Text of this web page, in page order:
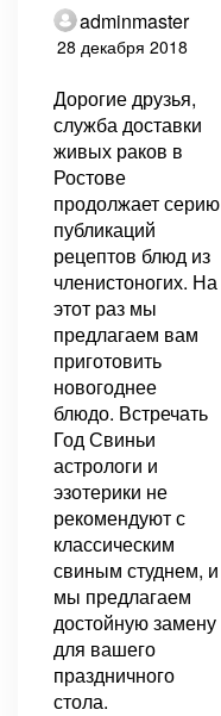
adminmaster
28 декабря 2018
Дорогие друзья,
служба доставки
живых раков в
Ростове
продолжает серию
публикаций
рецептов блюд из
членистоногих. На
этот раз мы
предлагаем вам
приготовить
новогоднее
блюдо. Встречать
Год Свиньи
астрологи и
эзотерики не
рекомендуют с
классическим
свиным студнем, и
мы предлагаем
достойную замену
для вашего
праздничного
стола.